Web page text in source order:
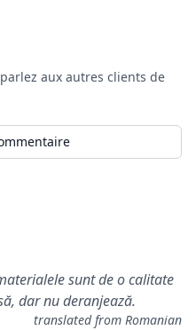
aux autres clients de
sunt de o calitate
dar nu deranjează.
translated from Romanian